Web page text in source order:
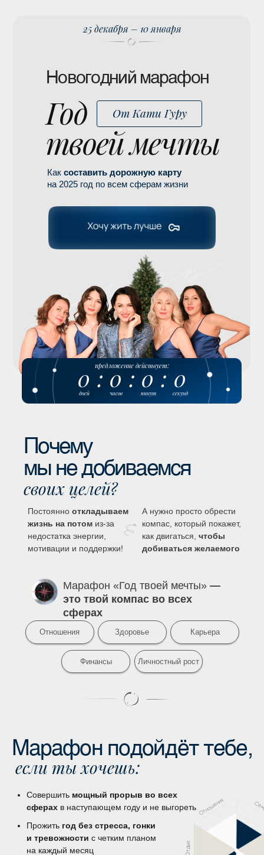
25 декабря – 10 января
Новогодний марафон
Каксоставить дорожную карту
Год
твоей мечты
От Кати Гуру
предложение действует:
0 : 0 : 0 0
:
Почему
мы не добиваемся
своих целей?
Постоянно откладываем
мотивации и поддержки!
А нужно просто обрести
добиваться желаемого
Марафон «Год твоей мечты» —
это твой компас во всех
сферах
Отношения Здоровье
Марафон подойдёт
если ты хочешь:
Совершитьмощный прорыв во всех